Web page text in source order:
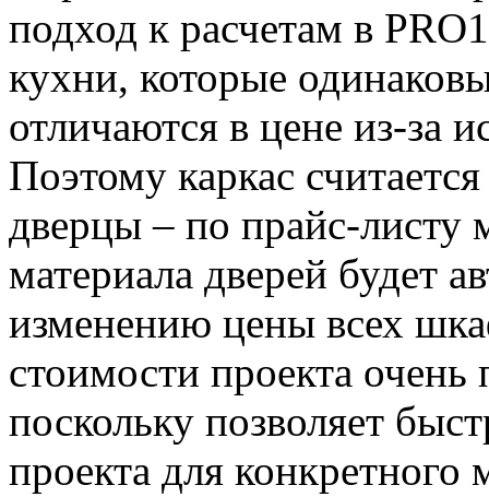
подход к расчетам в
кухни, которые
отличаются в цене из-за
Поэтому каркас
дверцы – по прайс-листу
материала дверей будет
изменению цены всех
стоимости проекта очень
поскольку позволяет
проекта для конкретного